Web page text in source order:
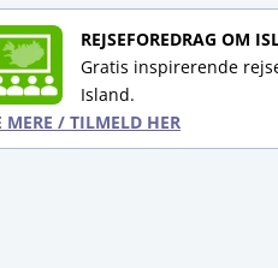
REJSEFOREDRAG OM
Gratis inspirerende
Island.
MERE / TILMELD HER